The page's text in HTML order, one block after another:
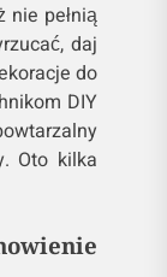
nie pełnią
daj
do
DIY
Oto kilka